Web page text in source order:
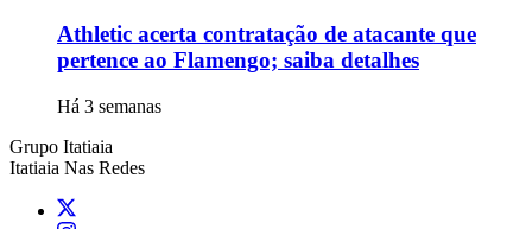
Athletic acerta contratação de atacante que
pertence ao Flamengo; saiba detalhes
Há 3 semanas
Grupo Itatiaia
Itatiaia Nas Redes